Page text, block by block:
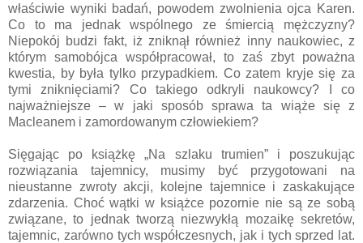
właściwie wyniki badań, powodem zwolnienia ojca Karen.
Co to ma jednak wspólnego ze śmiercią mężczyzny?
Niepokój budzi fakt, iż zniknął również inny naukowiec, z
którym samobójca współpracował, to zaś zbyt poważna
kwestia, by była tylko przypadkiem. Co zatem kryje się za
tymi zniknięciami? Co takiego odkryli naukowcy? I co
najważniejsze – w jaki sposób sprawa ta wiąże się z
Macleanem i zamordowanym człowiekiem?
Sięgając po książkę „Na szlaku trumien” i poszukując
rozwiązania tajemnicy, musimy być przygotowani na
nieustanne zwroty akcji, kolejne tajemnice i zaskakujące
zdarzenia. Choć wątki w książce pozornie nie są ze sobą
związane, to jednak tworzą niezwykłą mozaikę sekretów,
tajemnic, zarówno tych współczesnych, jak i tych sprzed lat.